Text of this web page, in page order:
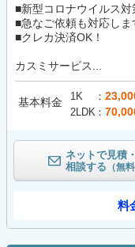
■新型コロナウイルス対
■急なご依頼も対応しま
■クレカ決済OK！
カスミサービス...
基本料金 1K
2LDK
ネットで見積・
相談する （無料
料